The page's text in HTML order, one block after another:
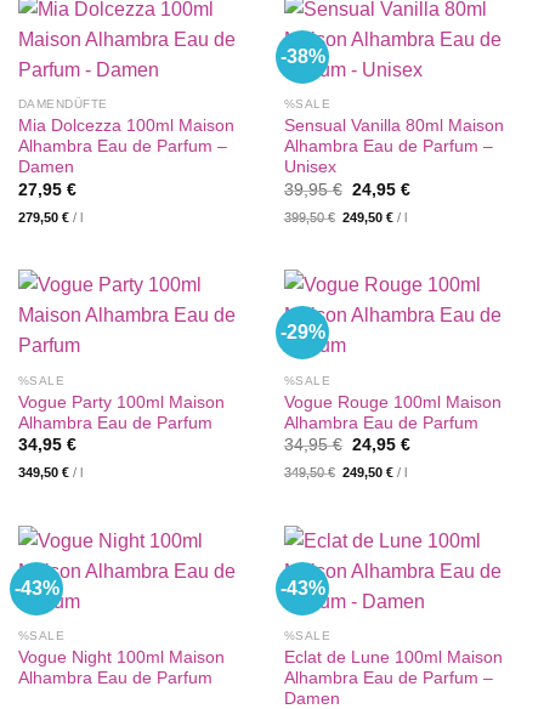
DAMENDÜFTE
Mia Dolcezza 100ml Maison
Alhambra Eau de Parfum –
Damen
27,95 €
279,50 €/ l
-38%
%SALE
Sensual Vanilla 80ml Maison
Alhambra Eau de Parfum –
Unisex
39,95€ Ursprünglicher
Preis
war:
24,95 €Aktueller
399,50€ 249,50€ /l
%SALE
Vogue Party 100ml Maison
Alhambra Eau de Parfum
34,95 €
349,50 €/ l
-29%
%SALE
Vogue Rouge 100ml Maison
Alhambra Eau de Parfum
34,95€ Ursprünglicher
war:
24,95 €Aktueller
349,50€ 249,50€ /l
-43%
%SALE
Vogue Night 100ml Maison
Alhambra Eau de Parfum
-43%
%SALE
Eclat de Lune 100ml Maison
Alhambra Eau de Parfum –
Damen